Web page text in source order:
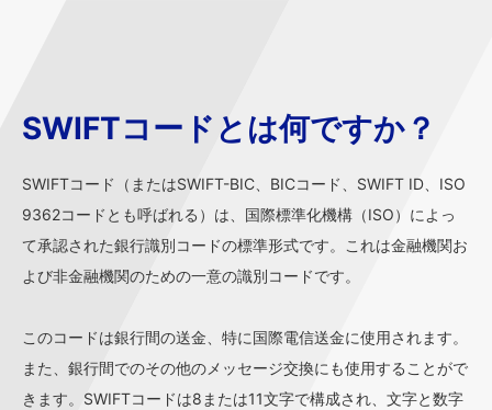
SWIFTコードとは何ですか？
SWIFTコード（またはSWIFT-BIC、BICコード、SWIFT ID、ISO
9362コードとも呼ばれる）は、国際標準化機構（ISO）によっ
て承認された銀行識別コードの標準形式です。これは金融機関お
よび非金融機関のための一意の識別コードです。
このコードは銀行間の送金、特に国際電信送金に使用されます。
また、銀行間でのその他のメッセージ交換にも使用することがで
きます。SWIFTコードは8または11文字で構成され、文字と数字